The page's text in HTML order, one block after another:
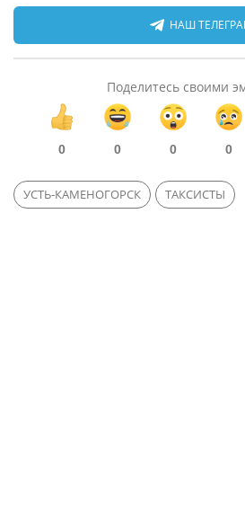
НАШ
Поделитесь своими
0 0 0 0
УСТЬ-КАМЕНОГОРСК ТАКСИСТЫ